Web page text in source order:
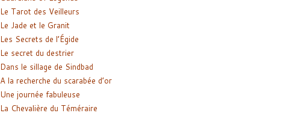
Le Tarot des Veilleurs
Le Jade et le Granit
Les Secrets de l’Égide
Le secret du destrier
Dans le sillage de Sindbad
A la recherche du scarabée d’or
Une journée fabuleuse
La Chevalière du Téméraire